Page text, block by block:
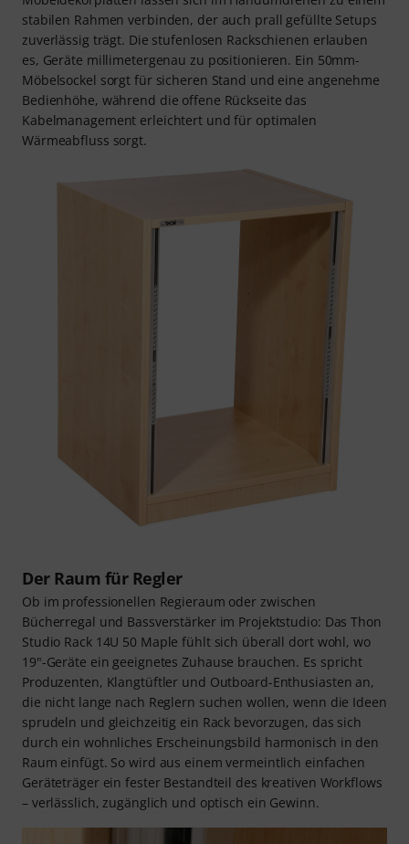
stabilen Rahmen verbinden, der auch prall gefüllte Setups
zuverlässig trägt. Die stufenlosen Rackschienen erlauben
es, Geräte millimetergenau zu positionieren. Ein 50mm-
Möbelsockel sorgt für sicheren Stand und eine angenehme
Bedienhöhe, während die offene Rückseite das
Kabelmanagement erleichtert und für optimalen
Wärmeabfluss sorgt.
Der Raum für Regler
Ob im professionellen Regieraum oder zwischen
Bücherregal und Bassverstärker im Projektstudio: Das Thon
Studio Rack 14U 50 Maple fühlt sich überall dort wohl, wo
19"-Geräte ein geeignetes Zuhause brauchen. Es spricht
Produzenten, Klangtüftler und Outboard-Enthusiasten an,
die nicht lange nach Reglern suchen wollen, wenn die Ideen
sprudeln und gleichzeitig ein Rack bevorzugen, das sich
durch ein wohnliches Erscheinungsbild harmonisch in den
Raum einfügt. So wird aus einem vermeintlich einfachen
Geräteträger ein fester Bestandteil des kreativen Workflows
– verlässlich, zugänglich und optisch ein Gewinn.